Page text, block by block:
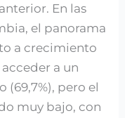
En las
el panorama
a crecimiento
a un
pero el
muy bajo, con